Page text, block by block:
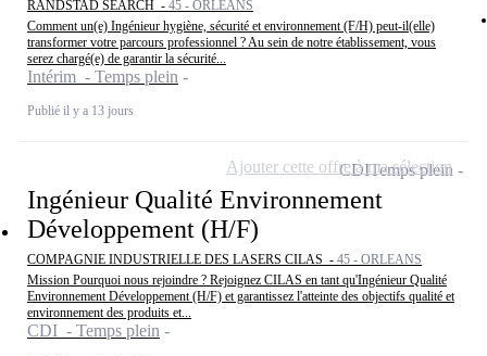
RANDSTAD SEARCH - 45 - ORLÉANS
Comment un(e) Ingénieur hygiène, sécurité et environnement (F/H) peut-il(elle)
transformer votre parcours professionnel ? Au sein de notre établissement, vous
serez chargé(e) de garantir la sécurité...
Intérim - Temps plein
Publié il y a 13 jours
Ingénieur Qualité Environnement
Développement (H/F)
COMPAGNIE INDUSTRIELLE DES LASERS CILAS - 45 - ORLEANS
Mission Pourquoi nous rejoindre ? Rejoignez CILAS en tant qu'Ingénieur Qualité
Environnement Développement (H/F) et garantissez l'atteinte des objectifs qualité et
environnement des produits et...
CDI - Temps plein
CDITemps plein
Ajouter cette offre à ma sélection